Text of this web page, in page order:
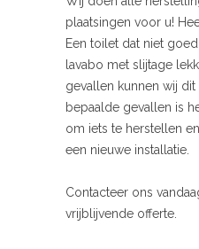
plaatsingen voor u!
Een toilet dat niet
lavabo met slijtage
gevallen kunnen wij
bepaalde gevallen is
om iets te herstellen
een nieuwe installatie.
Contacteer ons
vrijblijvende offerte.